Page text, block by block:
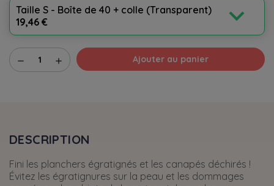
Taille S - Boîte de 40 + colle (Transparent)
19,46 €
expand_more
remove add Ajouter au panier
DESCRIPTION
Fini les planchers égratignés et les canapés déchirés !
Évitez les égratignures sur la peau et les dommages